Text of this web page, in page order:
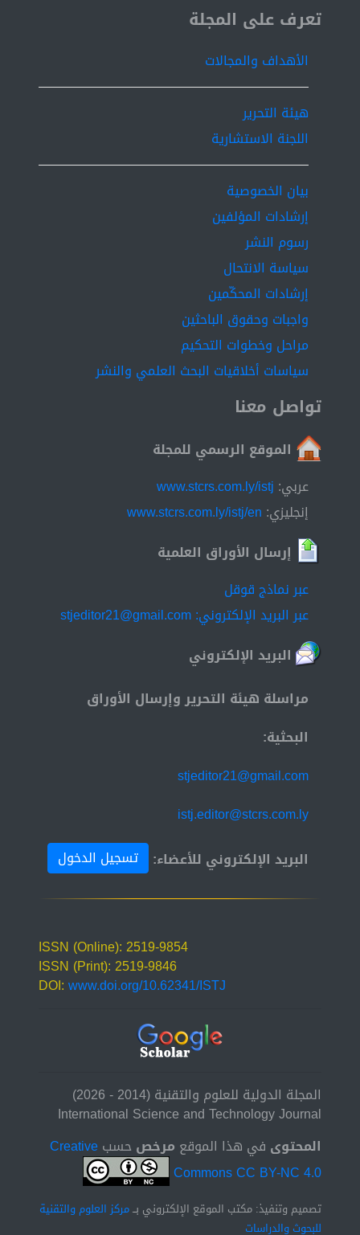
respectively). Future work taking into account
improvements on many LAD challenges relating to
lexical, morphological variations and sense
disambiguation are guaranteed to bring about much
better results.
ISSN 2519-9854
تعرف على المجلة
الأهداف والمجالات
هيئة التحرير
اللجنة الاستشارية
بيان الخصوصية
إرشادات المؤلفين
رسوم النشر
سياسة الانتحال
إرشادات المحكّمين
واجبات وحقوق الباحثين
مراحل وخطوات التحكيم
سياسات أخلاقيات البحث العلمي والنشر
تواصل معنا
الموقع الرسمي للمجلة
عربي: www.stcrs.com.ly/istj
إنجليزي: www.stcrs.com.ly/istj/en
إرسال الأوراق العلمية
عبر نماذج قوقل
عبر البريد الإلكتروني: stjeditor21@gmail.com
البريد الإلكتروني
مراسلة هيئة التحرير وإرسال الأوراق
البحثية:
stjeditor21@gmail.com
istj.editor@stcrs.com.ly
البريد الإلكتروني للأعضاء:
تسجيل الدخول
ISSN (Online): 2519-9854
ISSN (Print): 2519-9846
DOI:www.doi.org/10.62341/ISTJ
المجلة الدولية للعلوم والتقنية (2014 - 2026)
International Science and Technology Journal
المحتوى في هذا الموقع مرخصحسبCreative
Commons CC BY-NC 4.0
تصميم وتنفيذ: مكتب الموقع الإلكتروني بــمركز العلوم والتقنية
للبحوث والدراسات